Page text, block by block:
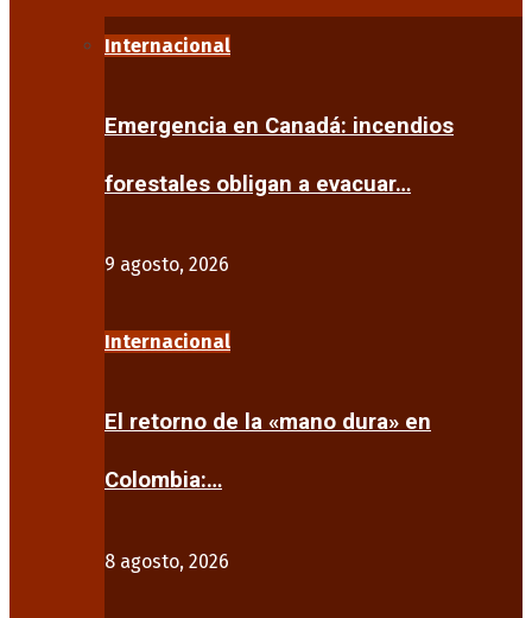
Internacional
Emergencia en Canadá: incendios
forestales obligan a evacuar…
9 agosto, 2026
Internacional
El retorno de la «mano dura» en
Colombia:…
8 agosto, 2026